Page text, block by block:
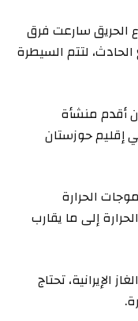
الحريق سارعت فرق
لتتم السيطرة
أقدم منشأة
إقليم حوزستان
الحرارة
إلى ما يقارب
تحتاج